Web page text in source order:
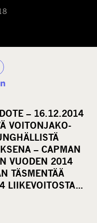
– 16.12.2014
VOITONJAKO-
– CAPMAN
VUODEN 2014
TÄSMENTÄÄ
LIIKEVOITOSTA…